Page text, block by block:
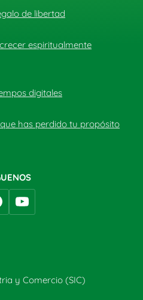
de libertad
espiritualmente
digitales
has perdido tu propósito
y Comercio (SIC)